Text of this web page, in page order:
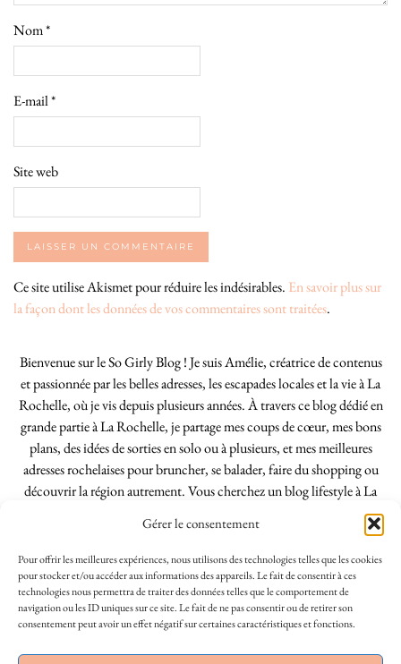
Gérer le consentement
Pour offrir les meilleures expériences, nous utilisons des technologies telles que les cookies
pour stocker et/ou accéder aux informations des appareils. Le fait de consentir à ces
technologies nous permettra de traiter des données telles que le comportement de
navigation ou les ID uniques sur ce site. Le fait de ne pas consentir ou de retirer son
consentement peut avoir un effet négatif sur certaines caractéristiques et fonctions.
Nom*
E-mail*
Site web
Ce site utilise Akismet pour réduire les indésirables. En savoir plus sur
la façon dont les données de vos commentaires sont traitées.
Bienvenue sur le So Girly Blog ! Je suis Amélie, créatrice de contenus
et passionnée par les belles adresses, les escapades locales et la vie à La
Rochelle, où je vis depuis plusieurs années. À travers ce blog dédié en
grande partie à La Rochelle, je partage mes coups de cœur, mes bons
plans, des idées de sorties en solo ou à plusieurs, et mes meilleures
adresses rochelaises pour bruncher, se balader, faire du shopping ou
découvrir la région autrement. Vous cherchez un blog lifestyle à La
Rochelle, tenu par une locale ? Vous êtes au bon endroit. Que vous
soyez Rochelais·e ou de passage dans notre belle ville, j’espère que mes
articles vous aideront à profiter de La Rochelle comme un·e vrai·e
initié·e. !